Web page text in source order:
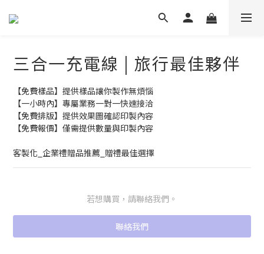
三合一充電線 | 旅行最佳夥伴
【免費樣品】提供樣品讓你製作無煩惱
【一小時內】專屬業務一對一快速接洽
【免費排版】提供效果圖確認印製內容
【免費報價】僅需提供數量與印製內容
客製化_企業禮贈品推薦_贈禮最佳選擇
若想購買，請聯絡我們。
聯絡我們